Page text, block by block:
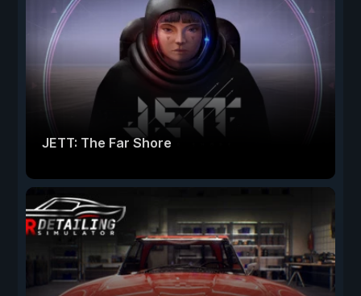
JETT: The Far Shore